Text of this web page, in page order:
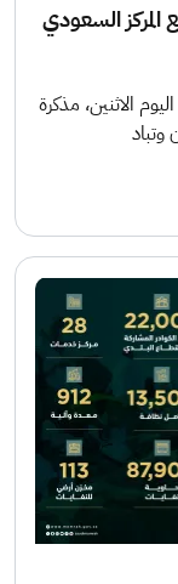
السعودي
الاثنين، مذكرة
وتباد